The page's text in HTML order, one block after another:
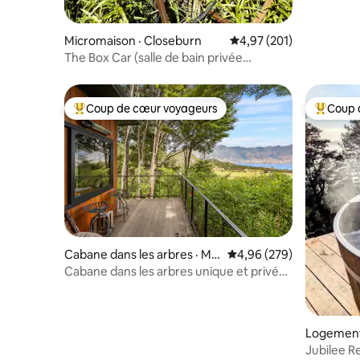
Micromaison · Closeburn Note moyenne de 4,97
4,97 (201)
The Box Car (salle de bain privée
Coup de cœur voyageurs parmi les plus aimés
Coup de cœur voyageurs
Cabane dans les arbres · Mo
unt Creighton
Note moyenne de 4,96
4,96 (279)
Cabane dans les arbres unique et privée
Coup
Coup
Jubilee